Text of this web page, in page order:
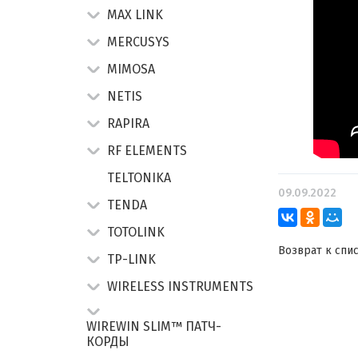
09.09.2022
Возврат к
MAX LINK
MERCUSYS
MIMOSA
NETIS
RAPIRA
RF ELEMENTS
TELTONIKA
TENDA
TOTOLINK
TP-LINK
WIRELESS INSTRUMENTS
WIREWIN SLIM™ ПАТЧ-
КОРДЫ